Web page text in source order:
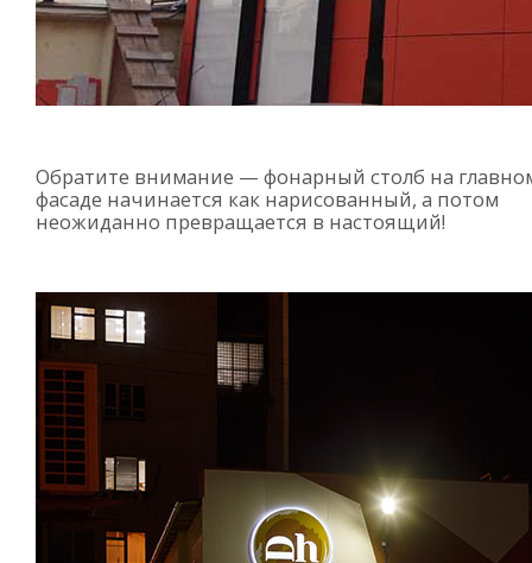
Обратите внимание — фонарный столб на
фасаде начинается как нарисованный, а потом
неожиданно превращается в настоящий!